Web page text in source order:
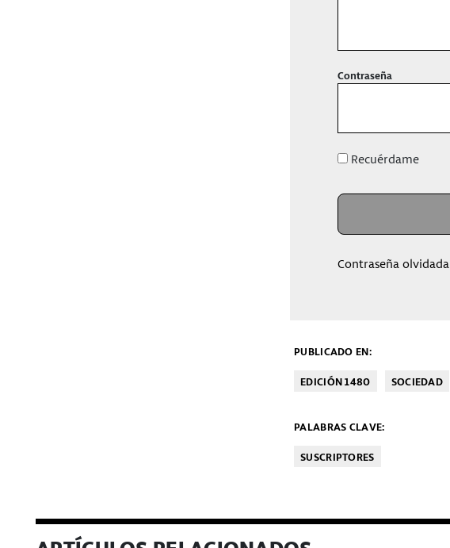
Contraseña
Recuérdame
Contraseña olvidada
PUBLICADO EN:
EDICIÓN 1480
SOCIEDAD
PALABRAS CLAVE:
SUSCRIPTORES